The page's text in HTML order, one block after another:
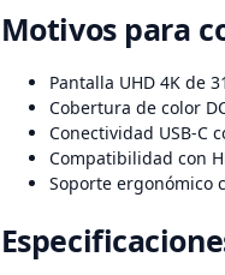
Motivos para
Pantalla UHD 4K de
Cobertura de color
Conectividad USB-C
Compatibilidad con
Soporte ergonómico